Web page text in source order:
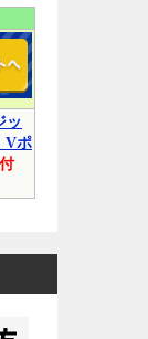
ッ
Vポ